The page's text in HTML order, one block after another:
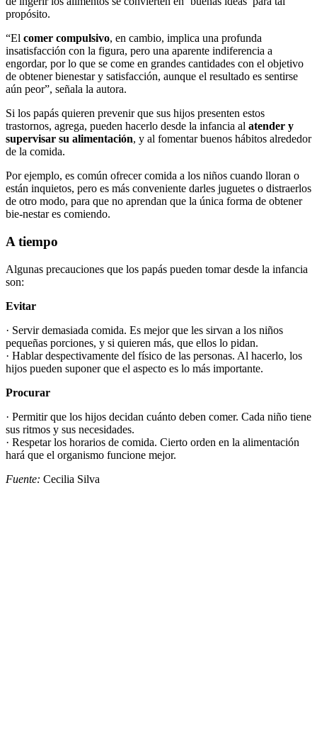
propósito.
“El comer compulsivo, en cambio, implica una profunda
insatisfacción con la figura, pero una aparente indiferencia a
engordar, por lo que se come en grandes cantidades con el objetivo
de obtener bienestar y satisfacción, aunque el resultado es sentirse
aún peor”, señala la autora.
Si los papás quieren prevenir que sus hijos presenten estos
trastornos, agrega, pueden hacerlo desde la infancia al atender y
supervisar su alimentación, y al fomentar buenos hábitos alrededor
de la comida.
Por ejemplo, es común ofrecer comida a los niños cuando lloran o
están inquietos, pero es más conveniente darles juguetes o distraerlos
de otro modo, para que no aprendan que la única forma de obtener
bie-nestar es comiendo.
A tiempo
Algunas precauciones que los papás pueden tomar desde la infancia
son:
Evitar
· Servir demasiada comida. Es mejor que les sirvan a los niños
pequeñas porciones, y si quieren más, que ellos lo pidan.
· Hablar despectivamente del físico de las personas. Al hacerlo, los
hijos pueden suponer que el aspecto es lo más importante.
Procurar
· Permitir que los hijos decidan cuánto deben comer. Cada niño tiene
sus ritmos y sus necesidades.
· Respetar los horarios de comida. Cierto orden en la alimentación
hará que el organismo funcione mejor.
Fuente: Cecilia Silva